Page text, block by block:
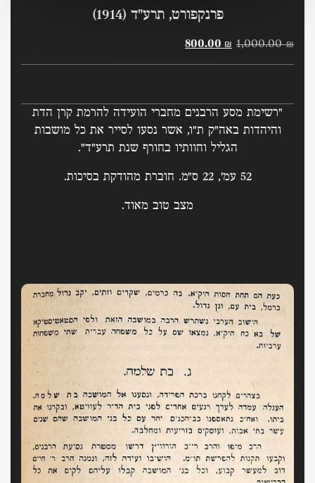
פרנקפורט, תרע"ד (1914)
1,000.00₪
800.00 ₪
"רשימת מסע הרבנים מחברי הועידה להרמת קרן הדת
והיהדות באה"ק ת"ו, אשר נסעו לסייר את כל מושבות
הגליל וחוותיו בחורף שנת תרע"ד".
52 עמ', 22 ס"מ. חוברת מהודקת בסיכות.
מצב טוב מאוד.